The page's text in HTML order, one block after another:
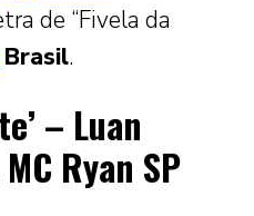
de “Fivela da
Brasil.
– Luan
Ryan SP